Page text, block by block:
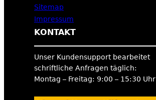
Sitemap
Impressum
KONTAKT
Unser Kundensupport bearbeitet
schriftliche Anfragen täglich:
Montag – Freitag: 9:00 – 15:30 Uhr